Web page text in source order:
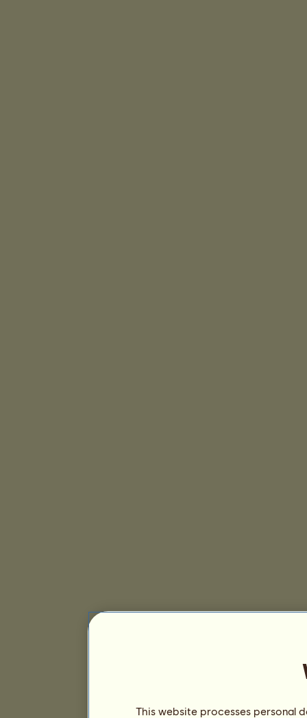
This website processes personal